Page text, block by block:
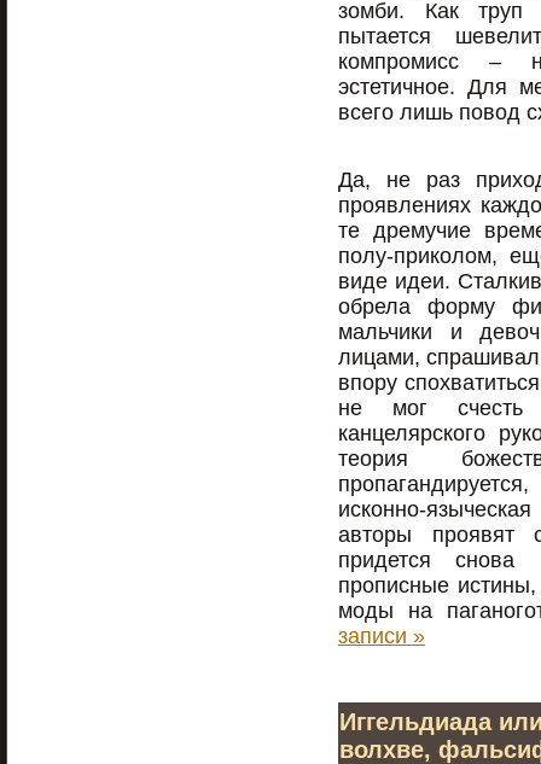
зомби. Как труп
пытается
компромисс –
эстетичное. Для
всего лишь повод
Да, не раз
проявлениях
те дремучие
полу-приколом,
виде идеи.
обрела форму
мальчики и
лицами,
впору
не мог счесть
канцелярского
теория
исконно-
авторы проявят
придется снова
прописные
моды на
записи »
Иггельдиада
волхве,